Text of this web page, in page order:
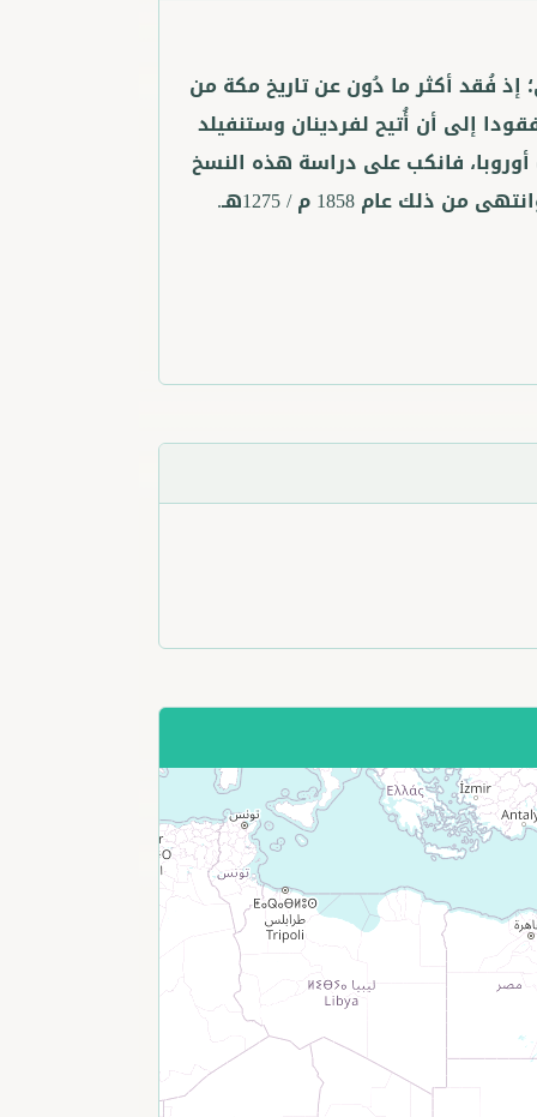
إذ فُقد أكثر ما دُون عن تاريخ مكة من
إلى أن أُتيح لفردينان وستنفيلد
فانكب على دراسة هذه النسخ
عام 1858 م / 1275هـ.